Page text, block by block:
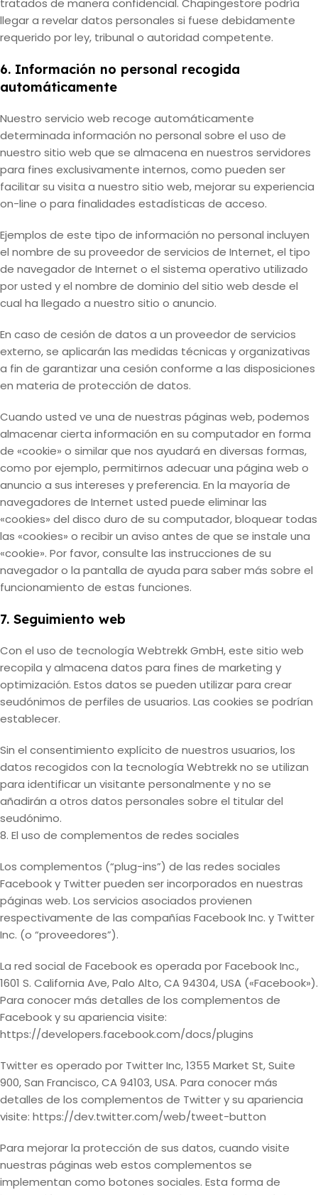
tratados de manera confidencial. Chapingestore podría
llegar a revelar datos personales si fuese debidamente
requerido por ley, tribunal o autoridad competente.
6. Información no personal recogida
automáticamente
Nuestro servicio web recoge automáticamente
determinada información no personal sobre el uso de
nuestro sitio web que se almacena en nuestros servidores
para fines exclusivamente internos, como pueden ser
facilitar su visita a nuestro sitio web, mejorar su experiencia
on-line o para finalidades estadísticas de acceso.
Ejemplos de este tipo de información no personal incluyen
el nombre de su proveedor de servicios de Internet, el tipo
de navegador de Internet o el sistema operativo utilizado
por usted y el nombre de dominio del sitio web desde el
cual ha llegado a nuestro sitio o anuncio.
En caso de cesión de datos a un proveedor de servicios
externo, se aplicarán las medidas técnicas y organizativas
a fin de garantizar una cesión conforme a las disposiciones
en materia de protección de datos.
Cuando usted ve una de nuestras páginas web, podemos
almacenar cierta información en su computador en forma
de «cookie» o similar que nos ayudará en diversas formas,
como por ejemplo, permitirnos adecuar una página web o
anuncio a sus intereses y preferencia. En la mayoría de
navegadores de Internet usted puede eliminar las
«cookies» del disco duro de su computador, bloquear todas
las «cookies» o recibir un aviso antes de que se instale una
«cookie». Por favor, consulte las instrucciones de su
navegador o la pantalla de ayuda para saber más sobre el
funcionamiento de estas funciones.
7. Seguimiento web
Con el uso de tecnología Webtrekk GmbH, este sitio web
recopila y almacena datos para fines de marketing y
optimización. Estos datos se pueden utilizar para crear
seudónimos de perfiles de usuarios. Las cookies se podrían
establecer.
Sin el consentimiento explícito de nuestros usuarios, los
datos recogidos con la tecnología Webtrekk no se utilizan
para identificar un visitante personalmente y no se
añadirán a otros datos personales sobre el titular del
seudónimo.
8. El uso de complementos de redes sociales
Los complementos (“plug-ins”) de las redes sociales
Facebook y Twitter pueden ser incorporados en nuestras
páginas web. Los servicios asociados provienen
respectivamente de las compañías Facebook Inc. y Twitter
Inc. (o “proveedores”).
La red social de Facebook es operada por Facebook Inc.,
1601 S. California Ave, Palo Alto, CA 94304, USA («Facebook»).
Para conocer más detalles de los complementos de
Facebook y su apariencia visite:
https://developers.facebook.com/docs/plugins
Twitter es operado por Twitter Inc, 1355 Market St, Suite
900, San Francisco, CA 94103, USA. Para conocer más
detalles de los complementos de Twitter y su apariencia
visite: https://dev.twitter.com/web/tweet-button
Para mejorar la protección de sus datos, cuando visite
nuestras páginas web estos complementos se
implementan como botones sociales. Esta forma de